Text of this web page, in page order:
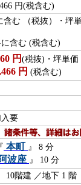
円(税含む)
含む （税抜）・坪
含む (税含む)
円 (税抜)・坪単価
円 (税含む)
要
本町 』 8 分
波座 』 10 分
階建 ／地下 1 階